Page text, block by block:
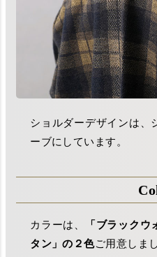
ショルダーデザインは、
ーブにしています。
カラーは、
「ブラック
タン」の２色ご用意しま